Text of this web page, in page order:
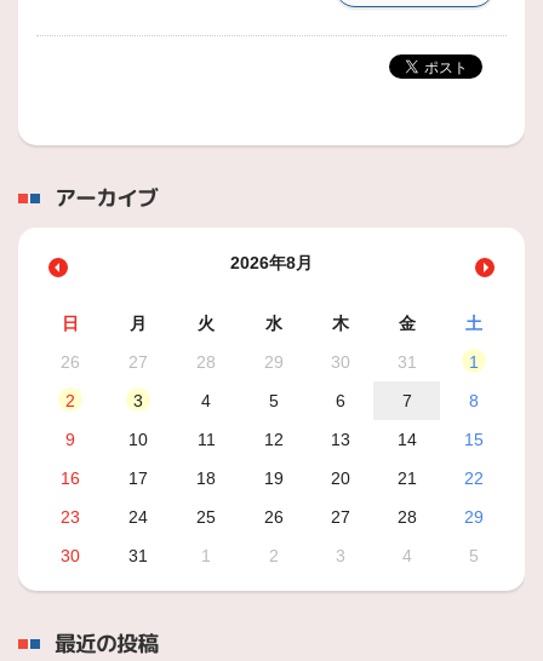
アーカイブ
2026年8月
日 月 火 水 木 金
土
26
27 28 29 30 31
1
2
3 4 5 6 7
8
9
10 11 12 13 14
15
16
17 18 19 20 21
22
23
24 25 26 27 28
29
30
31 1 2 3 4 5
最近の投稿